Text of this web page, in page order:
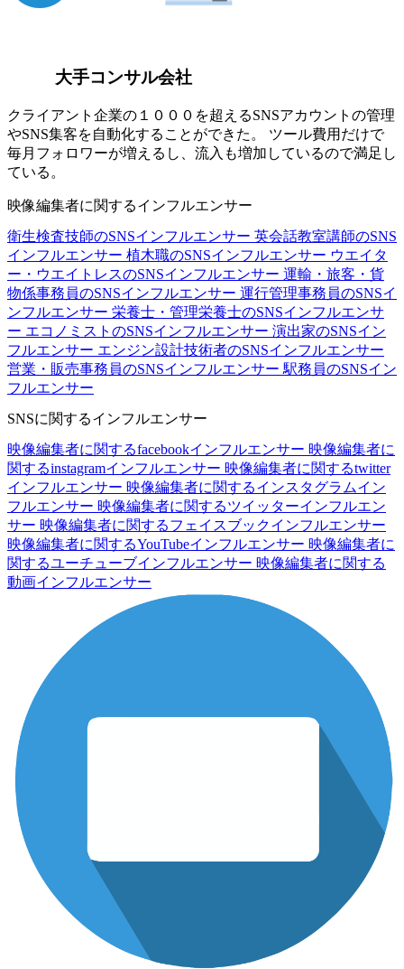
大手コンサル会社
クライアント企業の１０００を超えるSNSアカウントの管理
やSNS集客を自動化することができた。 ツール費用だけで
毎月フォロワーが増えるし、流入も増加しているので満足し
ている。
映像編集者に関するインフルエンサー
衛生検査技師のSNSインフルエンサー 英会話教室講師のSNS
インフルエンサー 植木職のSNSインフルエンサー ウエイタ
ー・ウエイトレスのSNSインフルエンサー 運輸・旅客・貨
物係事務員のSNSインフルエンサー 運行管理事務員のSNSイ
ンフルエンサー 栄養士・管理栄養士のSNSインフルエンサ
ー エコノミストのSNSインフルエンサー 演出家のSNSイン
フルエンサー エンジン設計技術者のSNSインフルエンサー
営業・販売事務員のSNSインフルエンサー 駅務員のSNSイン
フルエンサー
SNSに関するインフルエンサー
映像編集者に関するfacebookインフルエンサー 映像編集者に
関するinstagramインフルエンサー 映像編集者に関するtwitter
インフルエンサー 映像編集者に関するインスタグラムイン
フルエンサー 映像編集者に関するツイッターインフルエン
サー 映像編集者に関するフェイスブックインフルエンサー
映像編集者に関するYouTubeインフルエンサー 映像編集者に
関するユーチューブインフルエンサー 映像編集者に関する
動画インフルエンサー